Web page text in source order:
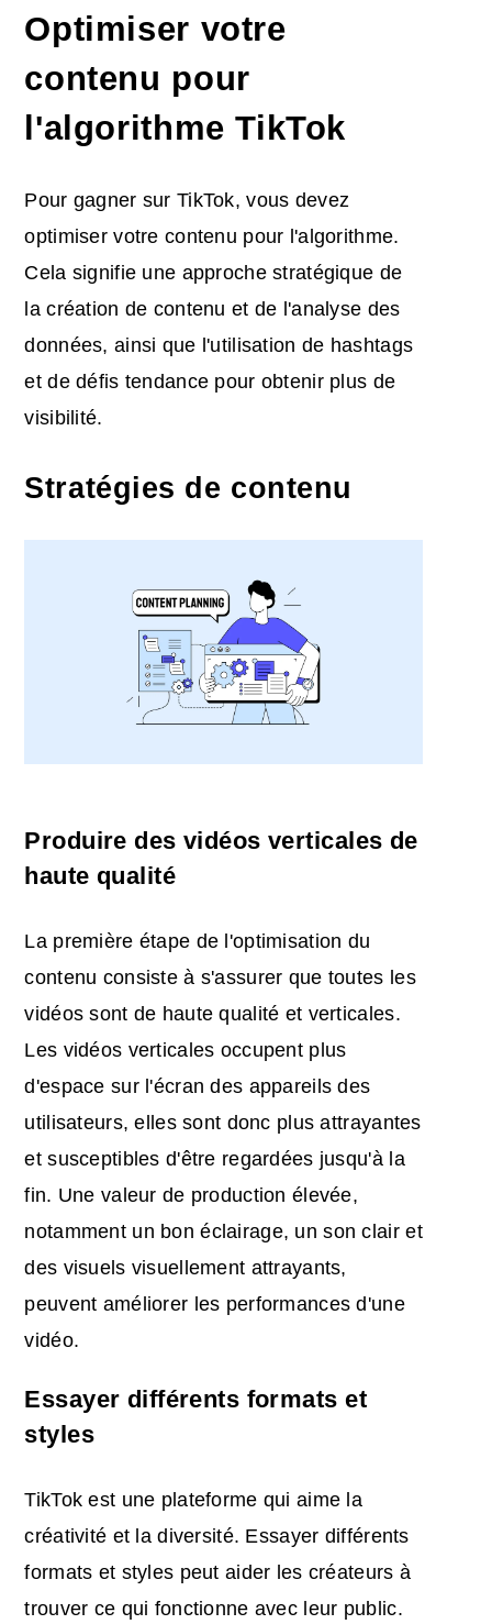
Optimiser votre
contenu pour
l'algorithme TikTok
Pour gagner sur TikTok, vous devez
optimiser votre contenu pour l'algorithme.
Cela signifie une approche stratégique de
la création de contenu et de l'analyse des
données, ainsi que l'utilisation de hashtags
et de défis tendance pour obtenir plus de
visibilité.
Stratégies de contenu
Produire des vidéos verticales de
haute qualité
La première étape de l'optimisation du
contenu consiste à s'assurer que toutes les
vidéos sont de haute qualité et verticales.
Les vidéos verticales occupent plus
d'espace sur l'écran des appareils des
utilisateurs, elles sont donc plus attrayantes
et susceptibles d'être regardées jusqu'à la
fin. Une valeur de production élevée,
notamment un bon éclairage, un son clair et
des visuels visuellement attrayants,
peuvent améliorer les performances d'une
vidéo.
Essayer différents formats et
styles
TikTok est une plateforme qui aime la
créativité et la diversité. Essayer différents
formats et styles peut aider les créateurs à
trouver ce qui fonctionne avec leur public.